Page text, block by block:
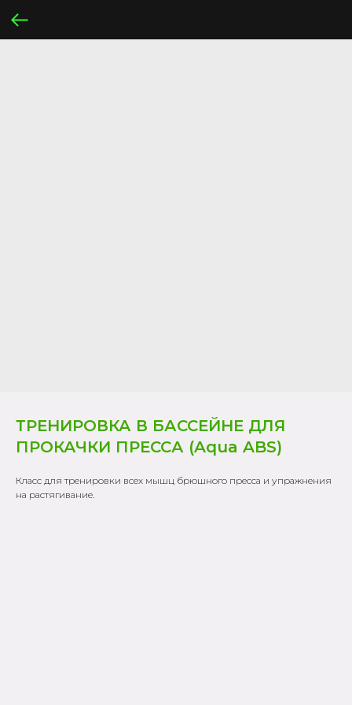
ТРЕНИРОВКА В БАССЕЙНЕ ДЛЯ
ПРОКАЧКИ ПРЕССА (Aqua ABS)
Класс для тренировки всех мышц брюшного пресса и упражнения
на растягивание.